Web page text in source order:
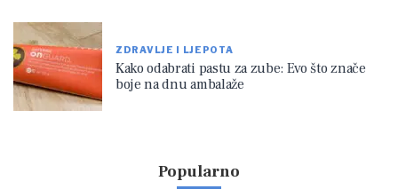
ZDRAVLJE I LJEPOTA
Kako odabrati pastu za zube: Evo što znače
boje na dnu ambalaže
Popularno